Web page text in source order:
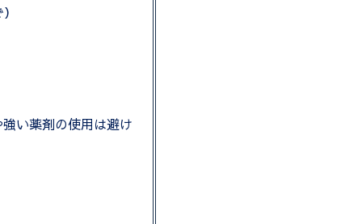
い薬剤の使用は避け